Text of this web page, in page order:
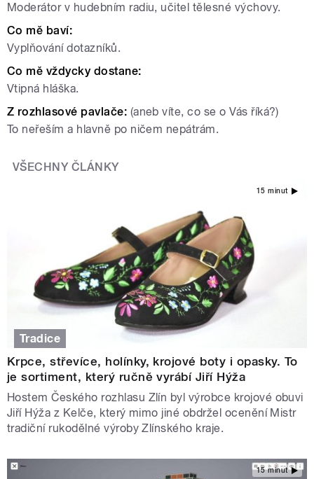
Moderátor v hudebním radiu, učitel tělesné výchovy.
Co mě baví:
Vyplňování dotazníků.
Co mě vždycky dostane:
Vtipná hláška.
Z rozhlasové pavlače: (aneb víte, co se o Vás říká?)
To neřeším a hlavně po ničem nepátrám.
VŠECHNY ČLÁNKY
15 minut
Tradice
Krpce, střevíce, holínky, krojové boty i opasky. To
je sortiment, který ručně vyrábí Jiří Hýža
Hostem Českého rozhlasu Zlín byl výrobce krojové obuvi
Jiří Hýža z Kelče, který mimo jiné obdržel ocenění Mistr
tradiční rukodělné výroby Zlínského kraje.
15 minut